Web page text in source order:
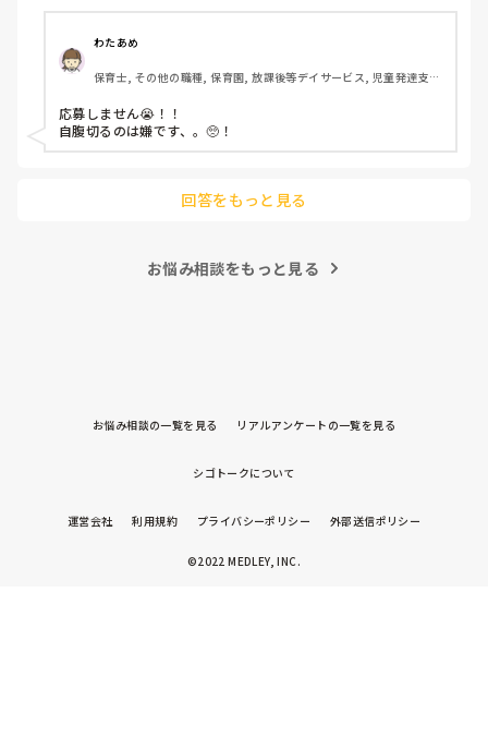
わたあめ
保育士, その他の職種, 保育園, 放課後等デイサービス, 児童発達支援
応募しません😭！！
自腹切るのは嫌です、。🥺！
回答をもっと見る
お悩み相談をもっと見る
お悩み相談の一覧を見る リアルアンケートの一覧を見る
シゴトークについて
運営会社 利用規約 プライバシーポリシー 外部送信ポリシー
©2022 MEDLEY, INC.